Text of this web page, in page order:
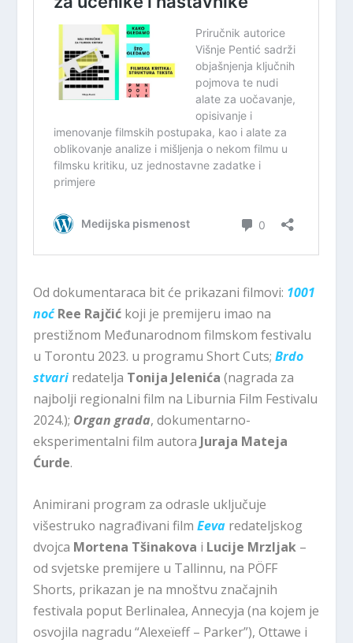
Od dokumentaraca bit će prikazani filmovi: 1001
noćRee Rajčić koji je premijeru imao na
prestižnom Međunarodnom filmskom festivalu
u Torontu 2023. u programu Short Cuts;Brdo
stvari redatelja Tonija Jelenića (nagrada za
najbolji regionalni film na Liburnia Film Festivalu
2024.); Organ grada, dokumentarno-
eksperimentalni film autora Juraja Mateja
Ćurde.
Animirani program za odrasle uključuje
višestruko nagrađivani film Eeva redateljskog
dvojca Mortena Tšinakova i Lucije Mrzljak –
od svjetske premijere u Tallinnu, na PÖFF
Shorts, prikazan je na mnoštvu značajnih
festivala poput Berlinalea, Annecyja (na kojem je
osvojila nagradu “Alexeïeff – Parker”), Ottawe i